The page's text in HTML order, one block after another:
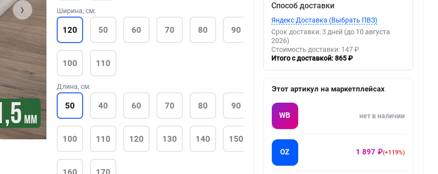
› Ширина, см:
120 50 60 70 80 90
100 110
Длина, см:
50 40 60 70 80 90
100 110 120 130 140 150
160 170
Способ доставки
Яндекс Доставка (Выбрать ПВЗ)
Срок доставки: 3 дней (до 10 августа
2026)
Стоимость доставки: 147 ₽
Итого с доставкой: 865 ₽
Этот артикул на маркетплейсах
WB нет в наличии
OZ 1 897 ₽(+119%)